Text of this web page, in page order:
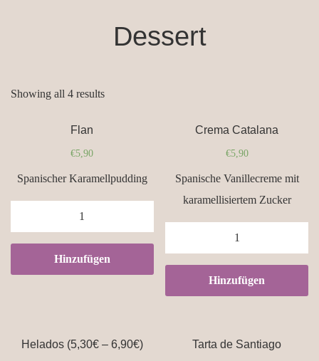
Dessert
Showing all 4 results
Flan
€5,90
Spanischer Karamellpudding
Flan
quantity
Hinzufügen
Crema Catalana
€5,90
Spanische Vanillecreme mit
karamellisiertem Zucker
Crema
Catalana
quantity
Hinzufügen
Helados (5,30€ – 6,90€) Tarta de Santiago